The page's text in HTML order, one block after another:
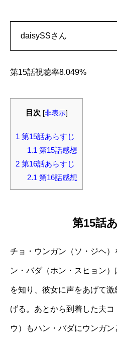
daisySSさん
第15話視聴率8.049%
目次 [非表示]
1 第15話あらすじ
1.1 第15話感想
2 第16話あらすじ
2.1 第16話感想
第15話
チョ・ウンガン（ソ・ジヘ
ン・バダ（ホン・スヒョン
を知り、彼女に声をあげて
げる。あとから到着した夫
ウ）もハン・バダにウンガ